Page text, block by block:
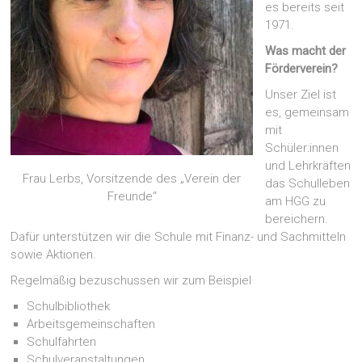
Frau Lerbs, Vorsitzende des „Verein der
Freunde“
es bereits seit
1971.
Was macht der
Förderverein?
Unser Ziel ist
es, gemeinsam
mit
Schüler:innen
und Lehrkräften
das Schulleben
am HGG zu
bereichern.
Dafür unterstützen wir die Schule mit Finanz- und Sachmitteln
sowie Aktionen.
Regelmäßig bezuschussen wir zum Beispiel
Schulbibliothek
Arbeitsgemeinschaften
Schulfahrten